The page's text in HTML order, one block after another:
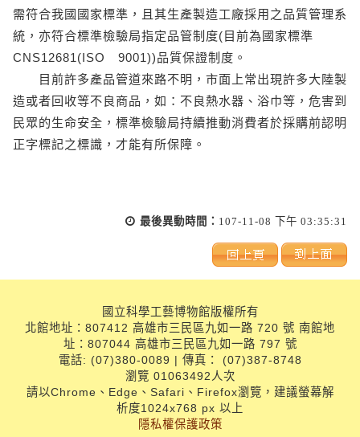
需符合我國國家標準，且其生產製造工廠採用之品質管理系
統，亦符合標準檢驗局指定品管制度(目前為國家標準
CNS12681(ISO 9001))品質保證制度。
目前許多產品管道來路不明，市面上常出現許多大陸製
造或者回收等不良商品，如：不良熱水器、浴巾等，危害到
民眾的生命安全，標準檢驗局持續推動消費者於採購前認明
正字標記之標識，才能有所保障。
最後異動時間： 107-11-08 下午 03:35:31
國立科學工藝博物館版權所有
北館地址：807412 高雄市三民區九如一路 720 號 南館地
址：807044 高雄市三民區九如一路 797 號
電話: (07)380-0089 | 傳真： (07)387-8748
瀏覽 01063492人次
請以Chrome、Edge、Safari、Firefox瀏覽，建議螢幕解
析度1024x768 px 以上
隱私權保護政策